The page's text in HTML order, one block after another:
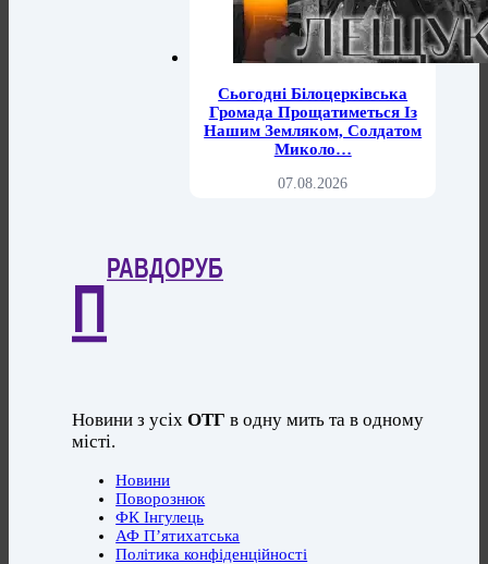
Сьогодні Білоцерківська
Громада Прощатиметься Із
Нашим Земляком, Солдатом
Миколо…
07.08.2026
П
РАВДОРУБ
Новини з усіхОТГ в одну мить та в одному
місті.
Новини
Поворознюк
ФК Інгулець
АФ П’ятихатська
Політика конфіденційності